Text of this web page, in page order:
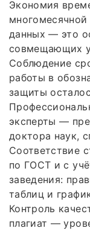
Экономия
данных — это
совмещающих
Соблюдение
работы в
защиты
эксперты —
доктора наук,
Соответствие
по ГОСТ и с
заведения:
таблиц и
Контроль
плагиат —